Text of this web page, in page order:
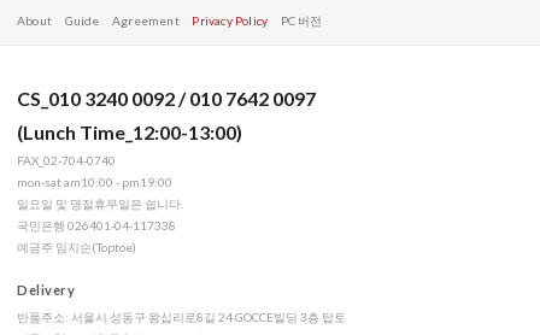
About Guide Agreement Privacy Policy PC 버전
CS_010 3240 0092 / 010 7642 0097
(Lunch Time_12:00-13:00)
FAX_02-704-0740
mon-sat am10:00 - pm19:00
일요일 및 명절휴무일은 쉽니다.
국민은행 026401-04-117338
예금주 임지순(Toptoe)
Delivery
반품주소: 서울시 성동구 왕십리로8길 24 GOCCE빌딩 3층 탑토